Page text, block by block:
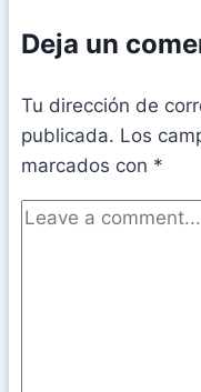
Deja un
Tu dirección de
publicada. Los
marcados con *